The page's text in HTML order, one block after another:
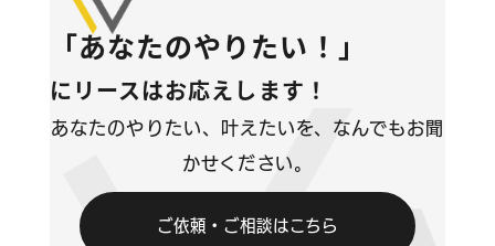
ブログ
お問い合わせ
情報セキュリティに関する方針
「あなたのやりたい！」
にリースはお応えします！
あなたのやりたい、叶えたいを、なんでもお聞
かせください。
ご依頼・ご相談はこちら